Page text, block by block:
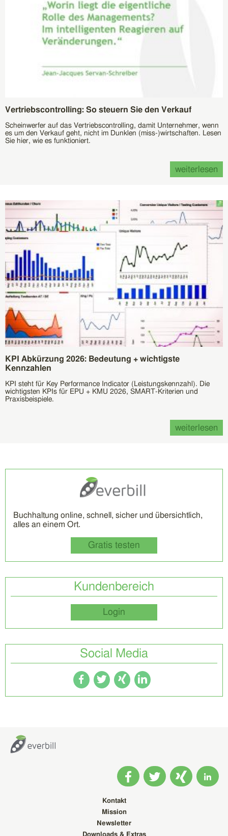
Vertriebscontrolling: So steuern Sie den Verkauf
Scheinwerfer auf das Vertriebscontrolling, damit Unternehmer, wenn
es um den Verkauf geht, nicht im Dunklen (miss-)wirtschaften. Lesen
Sie hier, wie es funktioniert.
weiterlesen
KPI Abkürzung 2026: Bedeutung + wichtigste
Kennzahlen
KPI steht für Key Performance Indicator (Leistungskennzahl). Die
wichtigsten KPIs für EPU + KMU 2026, SMART-Kriterien und
Praxisbeispiele.
weiterlesen
Buchhaltung online, schnell, sicher und übersichtlich,
alles an einem Ort.
Gratis testen
Kundenbereich
Login
Social Media
Kontakt
Mission
Newsletter
Downloads & Extras